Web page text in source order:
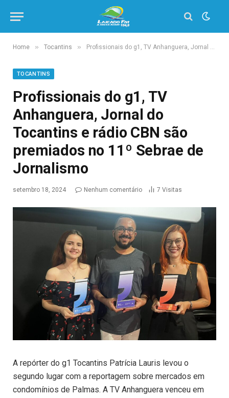
Home » Tocantins » Profissionais do g1, TV Anhanguera, Jornal do Tocantins e rádio CBN são premiados no 11º Sebrae de Jornalismo
TOCANTINS
Profissionais do g1, TV
Anhanguera, Jornal do
Tocantins e rádio CBN são
premiados no 11º Sebrae de
Jornalismo
setembro 18, 2024 Nenhum comentário 7 Visitas
A repórter do g1 Tocantins Patrícia Lauris levou o
segundo lugar com a reportagem sobre mercados em
condomínios de Palmas. A TV Anhanguera venceu em